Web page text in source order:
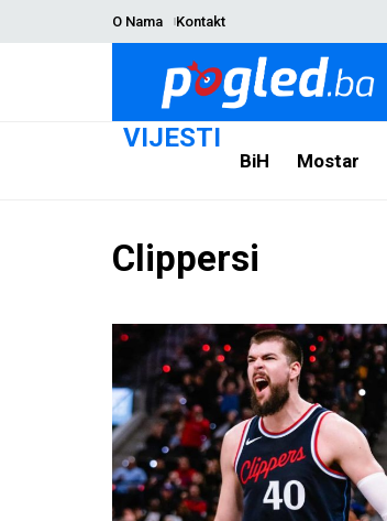
O Nama Kontakt
VIJESTI
BiH Mostar
Clippersi